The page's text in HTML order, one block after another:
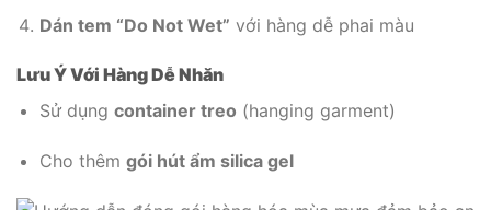
Dán tem “Do Not Wet” với hàng dễ phai màu
Lưu Ý Với Hàng Dễ Nhăn
Sử dụng container treo (hanging garment)
Cho thêm gói hút ẩm silica gel